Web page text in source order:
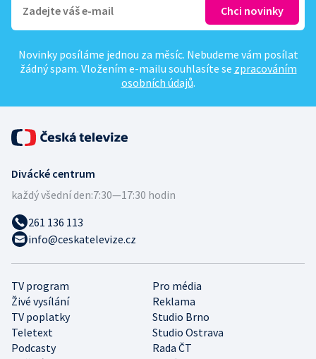
Novinky posíláme jednou za měsíc. Nebudeme vám posílat
žádný spam. Vložením e-mailu souhlasíte se zpracováním
osobních údajů.